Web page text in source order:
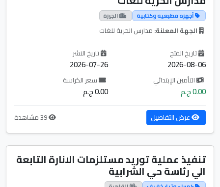
أجهزه مطبعيه وكتابية الجيزة
الجهة المعلنة: مدارس الحرية للغات
تاريخ الفتح
2026-08-06
تاريخ النشر
2026-07-26
التأمين الإبتدائي
0.00 ج.م
سعر الكراسة
0.00 ج.م
عرض التفاصيل
تنفيذ عملية توريد مستلزمات الانارة التابعة
الي رئاسة حي الشرابية